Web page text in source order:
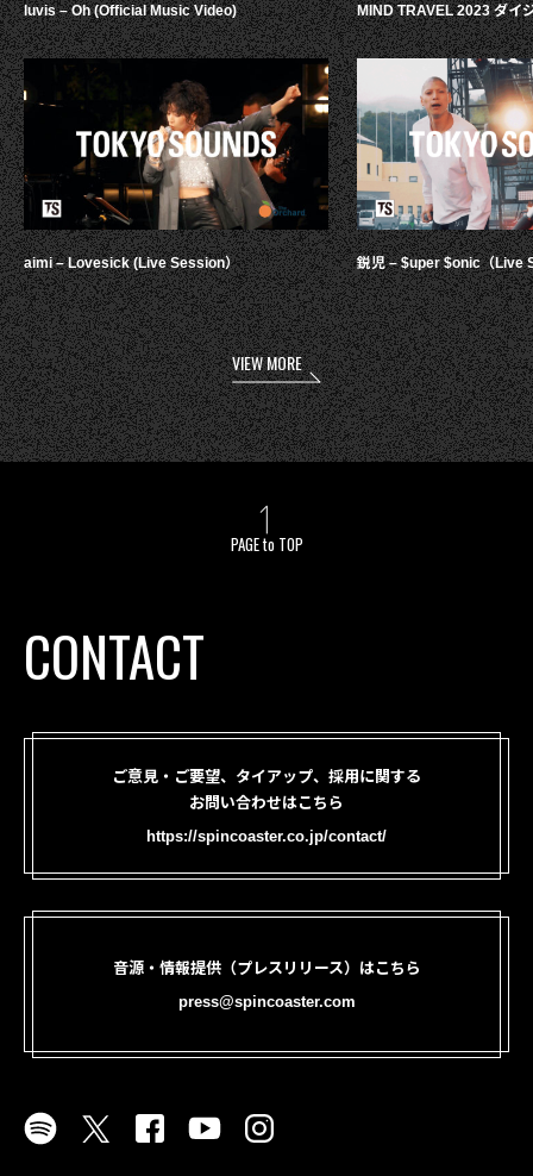
luvis – Oh (Official Music Video)
aimi – Lovesick (Live Session）
MIND TRAVEL 2023 ダイ
鋭児 – $uper $onic（Live
VIEW MORE
PAGE to TOP
CONTACT
ご意見・ご要望、タイアップ、採用に関する
お問い合わせはこちら
https://spincoaster.co.jp/contact/
音源・情報提供（プレスリリース）はこちら
press@spincoaster.com